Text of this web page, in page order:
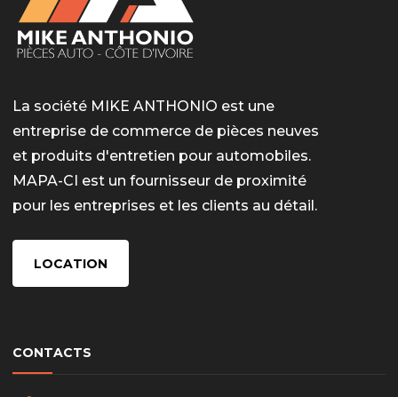
La société MIKE ANTHONIO est une
entreprise de commerce de pièces neuves
et produits d'entretien pour automobiles.
MAPA-CI est un fournisseur de proximité
pour les entreprises et les clients au détail.
LOCATION
CONTACTS